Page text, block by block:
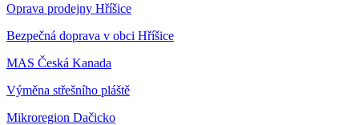
Oprava prodejny Hříšice
Bezpečná doprava v obci Hříšice
MAS Česká Kanada
Výměna střešního pláště
Mikroregion Dačicko